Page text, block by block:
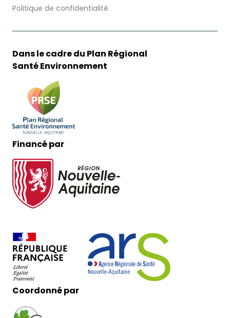
Politique de confidentialité
Dans le cadre du Plan Régional
Santé Environnement
Financé par
Coordonné par